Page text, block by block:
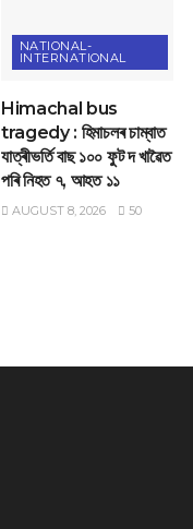
NATIONAL-
INTERNATIONAL
Himachal bus
tragedy : হিমাচলৰ চাম্বাত
যাত্ৰীভৰ্তি বাছ ১০০ ফুট দ খাৱৈত
পৰি নিহত ৭, আহত ১১
AUGUST 8, 2026 50